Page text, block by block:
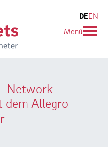
SUCHEN
DEEN
Menü
Network
dem Allegro